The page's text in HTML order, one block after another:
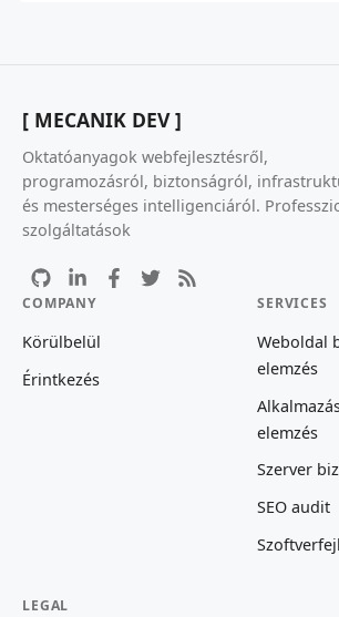
[ MECANIK DEV ]
Oktatóanyagok webfejlesztésről,
programozásról, biztonságról,
és mesterséges intelligenciáról.
szolgáltatások
COMPANY
Körülbelül
Érintkezés
SERVICES
Weboldal
elemzés
elemzés
Szerver
SEO audit
LEGAL